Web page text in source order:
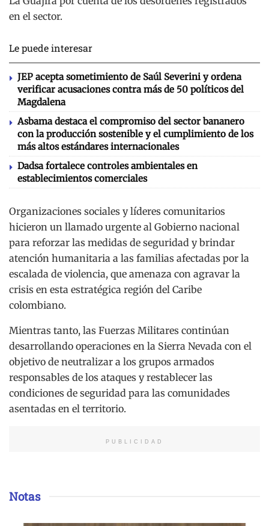
en el sector.
Le puede interesar
JEP acepta sometimiento de Saúl Severini y ordena
verificar acusaciones contra más de 50 políticos del
Magdalena
Asbama destaca el compromiso del sector bananero
con la producción sostenible y el cumplimiento de los
más altos estándares internacionales
Dadsa fortalece controles ambientales en
establecimientos comerciales
Organizaciones sociales y líderes comunitarios
hicieron un llamado urgente al Gobierno nacional
para reforzar las medidas de seguridad y brindar
atención humanitaria a las familias afectadas por la
escalada de violencia, que amenaza con agravar la
crisis en esta estratégica región del Caribe
colombiano.
Mientras tanto, las Fuerzas Militares continúan
desarrollando operaciones en la Sierra Nevada con el
objetivo de neutralizar a los grupos armados
responsables de los ataques y restablecer las
condiciones de seguridad para las comunidades
asentadas en el territorio.
PUBLICIDAD
Notas